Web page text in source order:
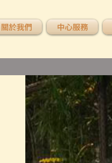
關於我們 中心服務